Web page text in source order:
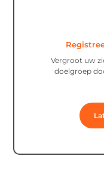
Vergroot uw
doelgroep